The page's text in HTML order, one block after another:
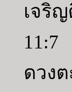
เจริ
ดวง